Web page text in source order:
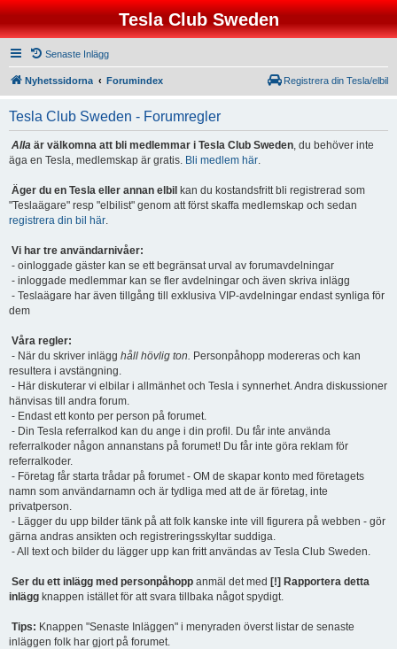
Tesla Club Sweden
Senaste Inlägg
Nyhetssidorna Forumindex Registrera din Tesla/elbil
Tesla Club Sweden - Forumregler
Alla är välkomna att bli medlemmar i Tesla Club Sweden, du behöver inte
äga en Tesla, medlemskap är gratis. Bli medlem här.
Äger du en Tesla eller annan elbil kan du kostandsfritt bli registrerad som
"Teslaägare" resp "elbilist" genom att först skaffa medlemskap och sedan
registrera din bil här.
Vi har tre användarnivåer:
- oinloggade gäster kan se ett begränsat urval av forumavdelningar
- inloggade medlemmar kan se fler avdelningar och även skriva inlägg
- Teslaägare har även tillgång till exklusiva VIP-avdelningar endast synliga för
dem
Våra regler:
- När du skriver inlägg håll hövlig ton. Personpåhopp modereras och kan
resultera i avstängning.
- Här diskuterar vi elbilar i allmänhet och Tesla i synnerhet. Andra diskussioner
hänvisas till andra forum.
- Endast ett konto per person på forumet.
- Din Tesla referralkod kan du ange i din profil. Du får inte använda
referralkoder någon annanstans på forumet! Du får inte göra reklam för
referralkoder.
- Företag får starta trådar på forumet - OM de skapar konto med företagets
namn som användarnamn och är tydliga med att de är företag, inte
privatperson.
- Lägger du upp bilder tänk på att folk kanske inte vill figurera på webben - gör
gärna andras ansikten och registreringsskyltar suddiga.
- All text och bilder du lägger upp kan fritt användas av Tesla Club Sweden.
Ser du ett inlägg med personpåhopp anmäl det med [!] Rapportera detta
inlägg knappen istället för att svara tillbaka något spydigt.
Tips: Knappen "Senaste Inläggen" i menyraden överst listar de senaste
inläggen folk har gjort på forumet.